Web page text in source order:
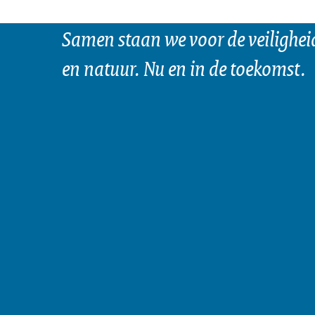
Maatregelen
Totaal aantal
steekproef)
Samen staan we voor de
en natuur. Nu en in de toekomst.